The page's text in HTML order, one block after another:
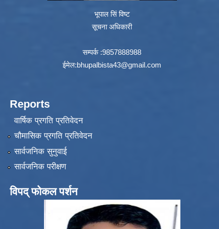
भूपाल सिं विष्ट
सूचना अधिकारी
सम्पर्क :9857888988
ईमेल:bhupalbista43@gmail.com
Reports
वार्षिक प्रगति प्रतिवेदन
चौमासिक प्रगति प्रतिवेदन
सार्वजनिक सुनुवाई
सार्वजनिक परीक्षण
विपद् फोकल पर्शन